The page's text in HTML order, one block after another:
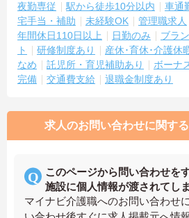
夜勤専従 駅から徒歩10分以内 車通
宅手当・補助
未経験OK 管理職求人
年間休日110日以上
日勤のみ ブラ
ト
研修制度あり 産休･育休･介護休
なめ
託児所・育児補助あり ボーナ
完備
交通費支給 退職金制度あり
求人のお問い合わせに関す
このページから問い合わせを
施設に個人情報が渡されてし
マイナビ介護職へのお問い合わせ